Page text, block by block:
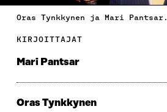
Oras Tynkkynen ja Mari Pantsar.
KIRJOITTAJAT
Mari Pantsar
Oras Tynkkynen